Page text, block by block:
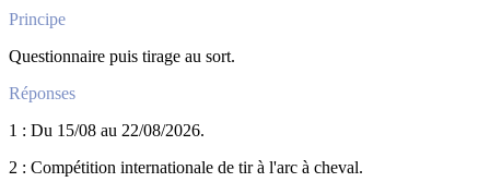
Principe
Questionnaire puis tirage au sort.
Réponses
1 : Du 15/08 au 22/08/2026.
2 : Compétition internationale de tir à l'arc à cheval.